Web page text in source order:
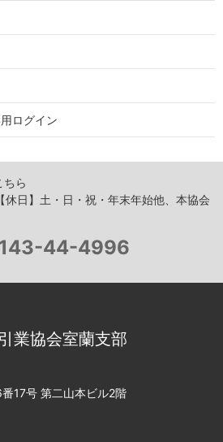
ログイン
ちら
休日】土・日・祝・年末年始他、本協会
44-4996
業協会室蘭支部
17号 第二山本ビル2階